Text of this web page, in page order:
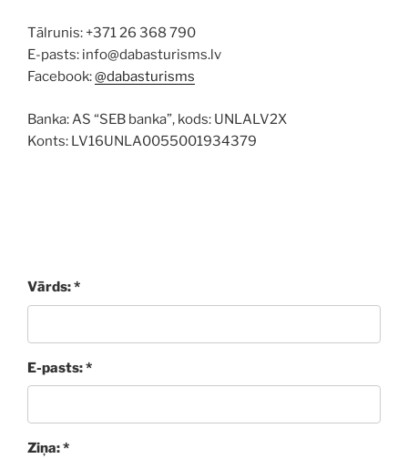
Tālrunis: +371 26 368 790
E-pasts: info@dabasturisms.lv
Facebook:@dabasturisms
Banka: AS “SEB banka”, kods: UNLALV2X
Konts: LV16UNLA0055001934379
Vārds: *
E-pasts: *
Ziņa: *